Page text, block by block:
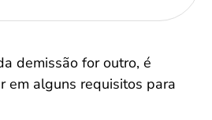
demissão for outro, é
em alguns requisitos para